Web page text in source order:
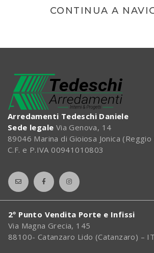
CONTINUA A
Arredamenti Tedeschi Daniele
Sede legale Via Genova, 14
89046 Marina di Gioiosa Jonica (Reggio
C.F. e P.IVA 00941010803
2º Punto Vendita Porte e Infissi
Via Magna Grecia, 145
88100- Catanzaro Lido (Catanzaro) – IT